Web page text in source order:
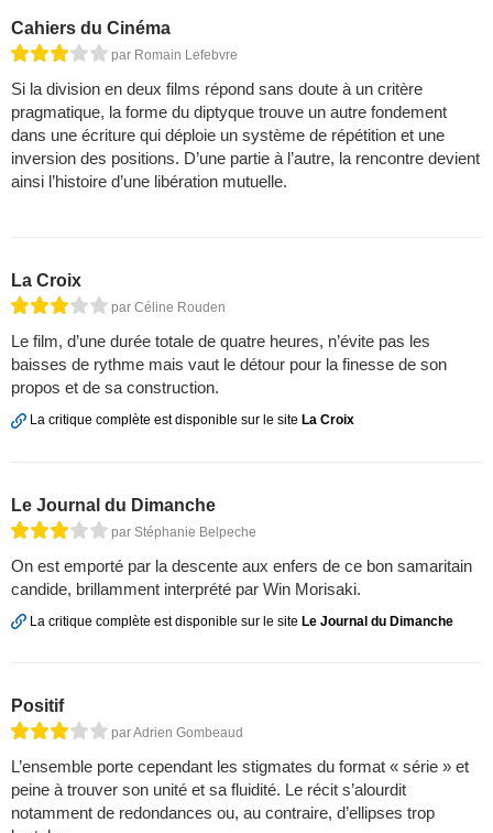
Cahiers du Cinéma
par Romain Lefebvre
Si la division en deux films répond sans doute à un critère
pragmatique, la forme du diptyque trouve un autre fondement
dans une écriture qui déploie un système de répétition et une
inversion des positions. D’une partie à l’autre, la rencontre devient
ainsi l’histoire d’une libération mutuelle.
La Croix
par Céline Rouden
Le film, d’une durée totale de quatre heures, n’évite pas les
baisses de rythme mais vaut le détour pour la finesse de son
propos et de sa construction.
La critique complète est disponible sur le site La Croix
Le Journal du Dimanche
par Stéphanie Belpeche
On est emporté par la descente aux enfers de ce bon samaritain
candide, brillamment interprété par Win Morisaki.
La critique complète est disponible sur le site Le Journal du Dimanche
Positif
par Adrien Gombeaud
L’ensemble porte cependant les stigmates du format « série » et
peine à trouver son unité et sa fluidité. Le récit s’alourdit
notamment de redondances ou, au contraire, d’ellipses trop